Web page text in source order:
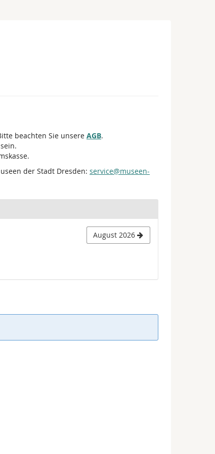
beachten Sie unsere AGB.
der Stadt Dresden: service@museen-
August 2026